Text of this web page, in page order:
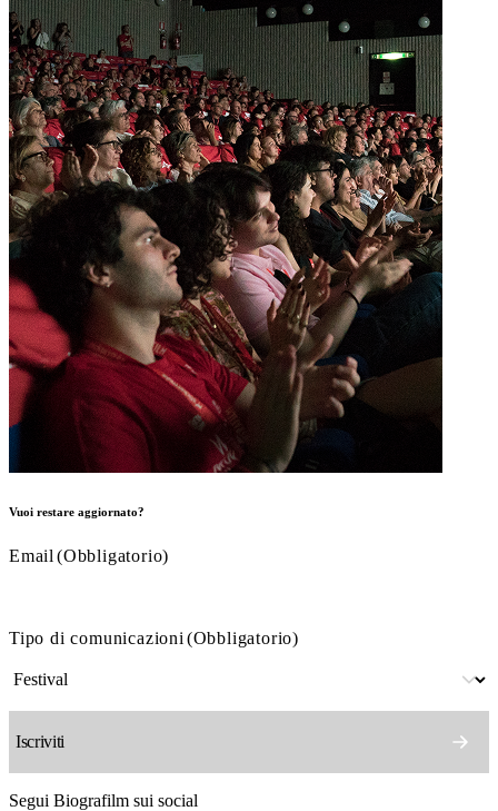
Vuoi restare aggiornato?
Email (Obbligatorio)
Tipo di comunicazioni (Obbligatorio)
Segui Biografilm sui social